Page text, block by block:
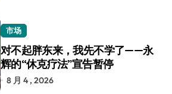
市场
对不起胖东来，我先不学了——永
辉的“休克疗法”宣告暂停
8 月 4 , 2026